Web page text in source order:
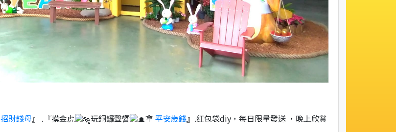
招財錢母』 .『摸金虎 玩銅鑼聲響 拿 平安歲錢』.红包袋diy，每日限量發送 ，晚上欣賞